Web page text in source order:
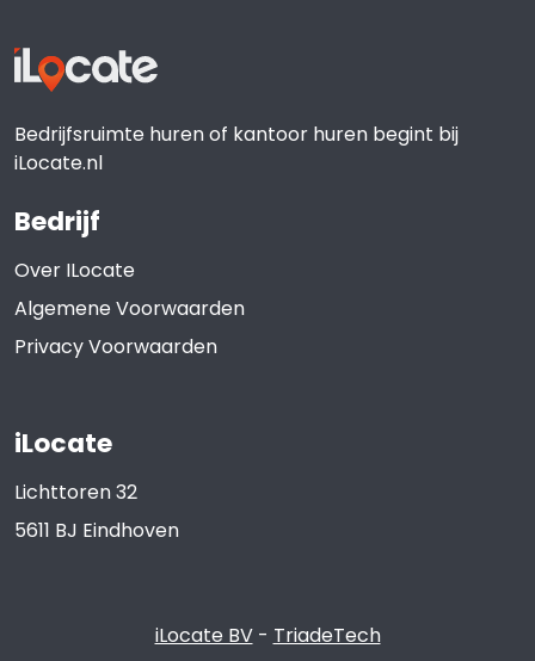
Bedrijfsruimte huren of kantoor huren begint bij
iLocate.nl
Bedrijf
Over ILocate
Algemene Voorwaarden
Privacy Voorwaarden
iLocate
Lichttoren 32
5611 BJ Eindhoven
iLocate BV- TriadeTech